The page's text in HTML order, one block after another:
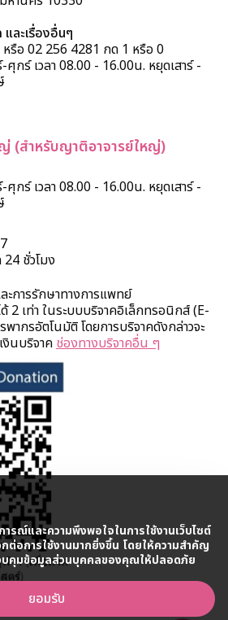
ละเรื่องอื่นๆ
รือ 02 256 4281 กด 1 หรือ 0
ศุกร์ เวลา 08.00 - 16.00น. หยุดเสาร์ -
ญ่ (สำหรับญาติอาจารย์ใหญ่)
ศุกร์ เวลา 08.00 - 16.00น. หยุดเสาร์ -
ชั่วโมง
ะการรักษาทางการแพทย์
2 เท่า ในระบบบริจาคอิเล็กทรอนิกส์ (E-
กรอัตโนมัติ โดยการบริจาคดังกล่าวจะ
งินบริจาคช่องทางบริจาคอื่น ๆ
ารณ์และความพึงพอใจในการใช้งานเว็บไซต์
ต่อการใช้งานมากยิ่งขึ้น โดยให้ความสำคัญ
บคุมข้อมูลส่วนบุคคลของคุณให้ปลอดภัย
ยอมรับ